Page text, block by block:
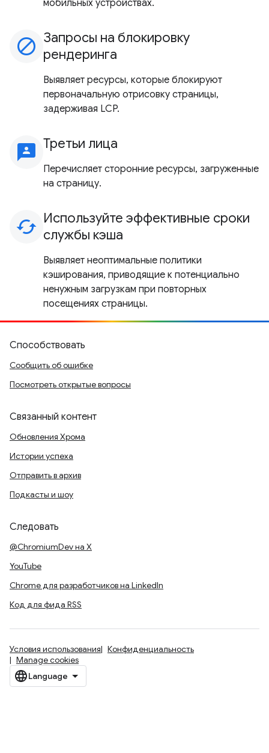
мобильных устройствах.
block Запросы на блокировку
рендеринга
Выявляет ресурсы, которые блокируют
первоначальную отрисовку страницы,
задерживая LCP.
3p Третьи лица
Перечисляет сторонние ресурсы, загруженные
на страницу.
cached Используйте эффективные сроки
службы кэша
Выявляет неоптимальные политики
кэширования, приводящие к потенциально
ненужным загрузкам при повторных
посещениях страницы.
Способствовать
Сообщить об ошибке
Посмотреть открытые вопросы
Связанный контент
Обновления Хрома
Истории успеха
Отправить в архив
Подкасты и шоу
Следовать
@ChromiumDev на X
YouTube
Chrome для разработчиков на LinkedIn
Код для фида RSS
Условия использования
Конфиденциальность
Manage cookies